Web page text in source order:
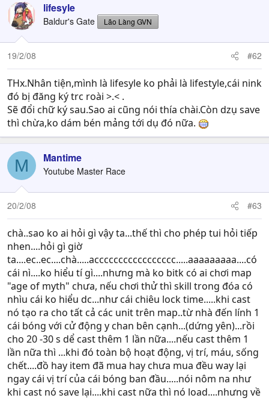
lifesyle
Baldur's Gate Lão Làng GVN
19/2/08 #62
THx.Nhân tiện,mình là lifesyle ko phải là lifestyle,cái nink
đó bị đăng ký trc roài >.< .
Sẽ đổi chữ ký sau.Sao ai cũng nói thía chài.Còn dzụ save
thì chừa,ko dám bén mảng tới dụ đó nữa.
M Mantime
Youtube Master Race
20/2/08 #63
chà..sao ko ai hỏi gì vậy ta...thế thì cho phép tui hỏi tiếp
nhen....hỏi gì giờ
ta....ec..ec....chà.....accccccccccccccccc.....aaaaaaaaa....có
cái nì....ko hiểu tí gì....nhưng mà ko bitk có ai chơi map
"age of myth" chưa, nếu chơi thử thì skill trong đóa có
nhìu cái ko hiểu dc...như cái chiêu lock time.....khi cast
nó tạo ra cho tất cả các unit trên map..từ nhà đến lính 1
cái bóng với cử động y chan bên cạnh...(dứng yên)...rồi
cho 20 -30 s dể cast thêm 1 lần nữa....nếu cast thêm 1
lần nữa thì ...khi đó toàn bộ hoạt động, vị trí, máu, sống
chết....đồ hay item đã mua hay chưa mua đều way lại
ngay cái vị trí của cái bóng ban đầu.....nói nôm na như
khi cast nó save lại....khi cast nữa thì nó load....nhưng về